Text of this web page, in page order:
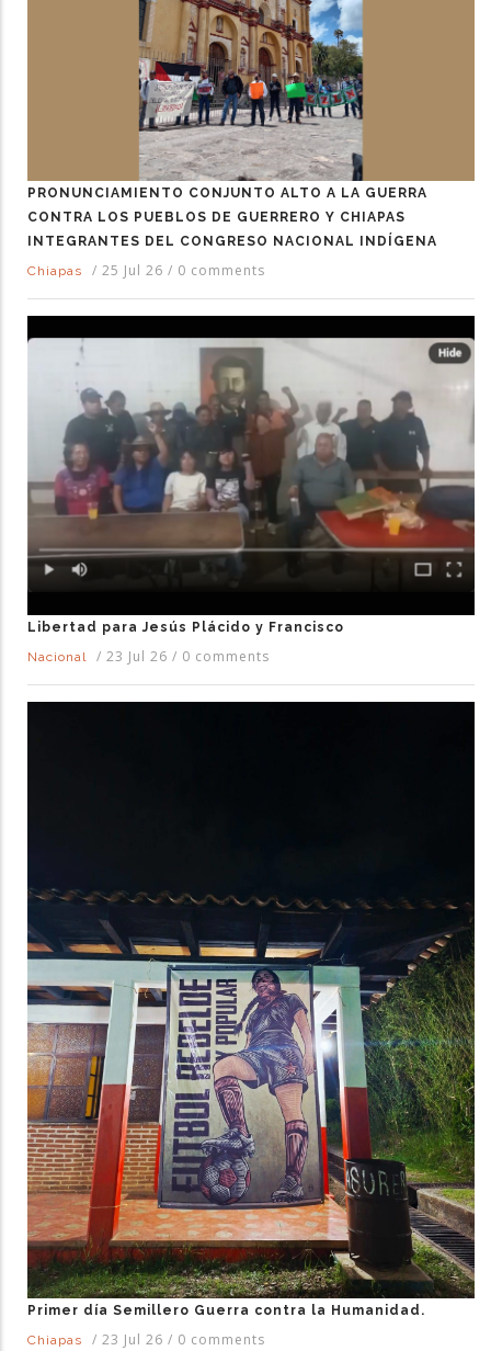
PRONUNCIAMIENTO CONJUNTO ALTO A LA GUERRA
CONTRA LOS PUEBLOS DE GUERRERO Y CHIAPAS
INTEGRANTES DEL CONGRESO NACIONAL INDÍGENA
Chiapas
/ 25 Jul 26 / 0 comments
Libertad para Jesús Plácido y Francisco
Nacional
/ 23 Jul 26 / 0 comments
Primer día Semillero Guerra contra la Humanidad.
Chiapas
/ 23 Jul 26 / 0 comments